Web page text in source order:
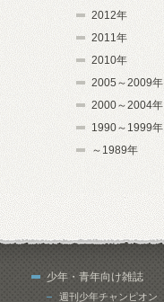
2012年
2011年
2010年
2005～2009年
2000～2004年
1990～1999年
～1989年
少年・青年向け雑誌
週刊少年チャンピオン